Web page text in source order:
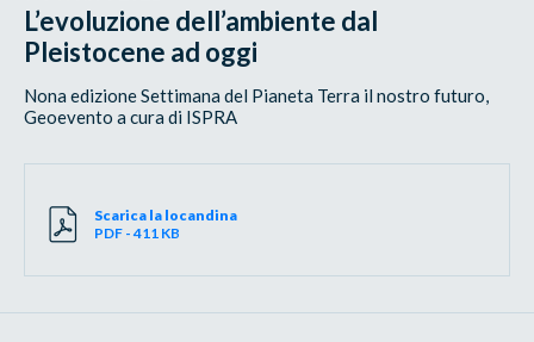
L’evoluzione dell’ambiente dal
Pleistocene ad oggi
Nona edizione Settimana del Pianeta Terra il nostro futuro,
Geoevento a cura di ISPRA
Scarica la locandina
PDF - 411 KB